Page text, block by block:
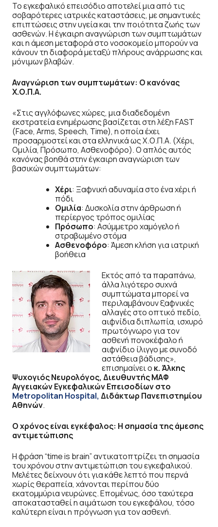
Το εγκεφαλικό επεισόδιο αποτελεί μια από τις
σοβαρότερες ιατρικές καταστάσεις, με σημαντικές
επιπτώσεις στην υγεία και την ποιότητα ζωής των
ασθενών. Η έγκαιρη αναγνώριση των συμπτωμάτων
και η άμεση μεταφορά στο νοσοκομείο μπορούν να
κάνουν τη διαφορά μεταξύ πλήρους ανάρρωσης και
μόνιμων βλαβών.
Αναγνώριση των συμπτωμάτων: Ο κανόνας
Χ.Ο.Π.Α.
«Στις αγγλόφωνες χώρες, μια διαδεδομένη
εκστρατεία ενημέρωσης βασίζεται στη λέξη FAST
(Face, Arms, Speech, Time), η οποία έχει
προσαρμοστεί και στα ελληνικά ως Χ.Ο.Π.Α. (Χέρι,
Ομιλία, Πρόσωπο, Ασθενοφόρο). Ο απλός αυτός
κανόνας βοηθά στην έγκαιρη αναγνώριση των
βασικών συμπτωμάτων:
Χέρι: Ξαφνική αδυναμία στο ένα χέρι ή
πόδι
Ομιλία: Δυσκολία στην άρθρωση ή
περίεργος τρόπος ομιλίας
Πρόσωπο: Ασύμμετρο χαμόγελο ή
στραβωμένο στόμα
Ασθενοφόρο: Άμεση κλήση για ιατρική
βοήθεια
Εκτός από τα παραπάνω,
άλλα λιγότερο συχνά
συμπτώματα μπορεί να
περιλαμβάνουν ξαφνικές
αλλαγές στο οπτικό πεδίο,
αιφνίδια διπλωπία, ισχυρό
πρωτόγνωρο για τον
ασθενή πονοκέφαλο ή
αιφνίδιο ίλιγγο με συνοδό
αστάθεια βάδισης»,
επισημαίνει ο κ. Άλκης
Ψυχογιός Νευρολόγος, Διευθυντής ΜΑΦ
Αγγειακών Εγκεφαλικών Επεισοδίων στο
Metropolitan Hospital, Διδάκτωρ Πανεπιστημίου
Αθηνών.
Ο χρόνος είναι εγκέφαλος: Η σημασία της άμεσης
αντιμετώπισης
Η φράση “time is brain” αντικατοπτρίζει τη σημασία
του χρόνου στην αντιμετώπιση του εγκεφαλικού.
Μελέτες δείχνουν ότι για κάθε λεπτό που περνά
χωρίς θεραπεία, χάνονται περίπου δύο
εκατομμύρια νευρώνες. Επομένως, όσο ταχύτερα
αποκατασταθεί η αιμάτωση του εγκεφάλου, τόσο
καλύτερη είναι η πρόγνωση για τον ασθενή.